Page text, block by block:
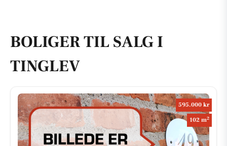
BOLIGER TIL SALG I
TINGLEV
595.000 kr
102 m2